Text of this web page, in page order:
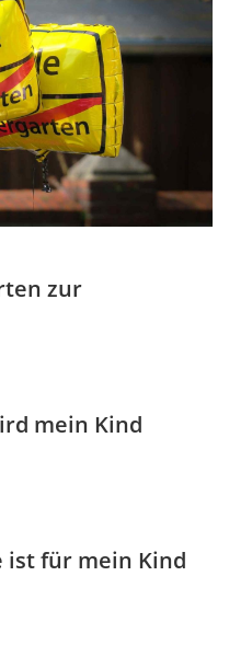
zur
mein Kind
ist für mein Kind